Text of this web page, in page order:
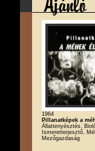
1964
Pillanatképek a
Állattenyésztés,
Ismeretterjesztő,
Mezőgazdaság